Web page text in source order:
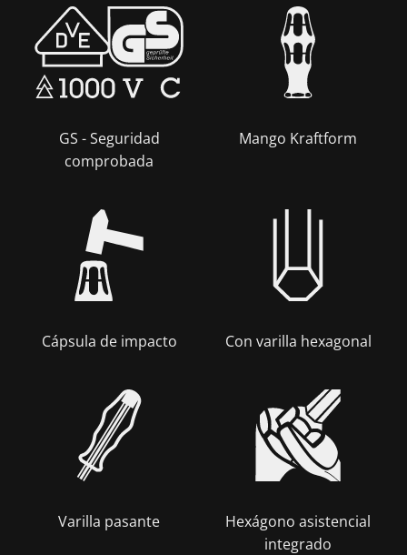
GS - Seguridad
comprobada
Mango Kraftform
Cápsula de impacto Con varilla hexagonal
Varilla pasante
Hexágono asistencial
integrado